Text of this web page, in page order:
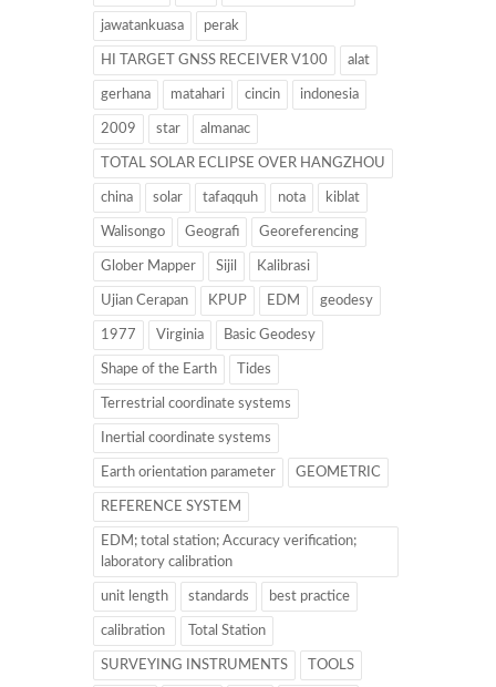
jawatankuasa perak
HI TARGET GNSS RECEIVER V100 alat
gerhana matahari cincin indonesia
2009 star almanac
TOTAL SOLAR ECLIPSE OVER HANGZHOU
china solar tafaqquh nota kiblat
Walisongo Geografi Georeferencing
Glober Mapper Sijil Kalibrasi
Ujian Cerapan KPUP EDM geodesy
1977 Virginia Basic Geodesy
Shape of the Earth Tides
Terrestrial coordinate systems
Inertial coordinate systems
Earth orientation parameter GEOMETRIC
REFERENCE SYSTEM
EDM; total station; Accuracy verification;
laboratory calibration
unit length standards best practice
calibration Total Station
SURVEYING INSTRUMENTS TOOLS